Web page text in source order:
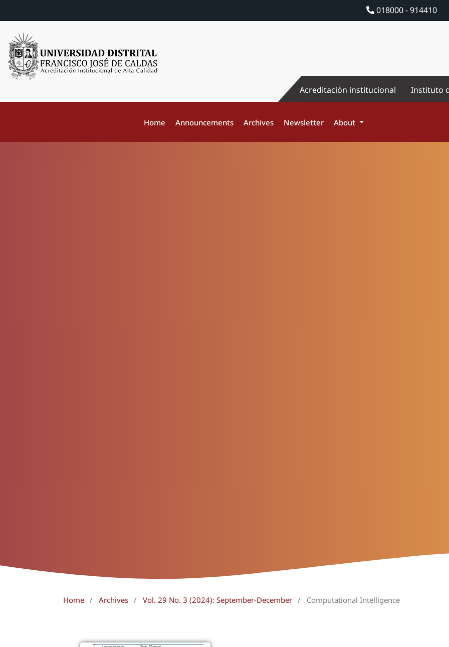
018000 - 914410
Acreditación institucional Instituto
Home Announcements Archives Newsletter About
Home / Archives / Vol. 29 No. 3 (2024): September-December / Computational Intelligence